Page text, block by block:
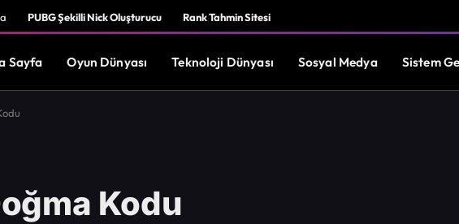
PUBG Şekilli Nick Oluşturucu Rank Tahmin Sitesi
Sayfa Oyun Dünyası Teknoloji Dünyası Sosyal Medya Sistem
Kodu